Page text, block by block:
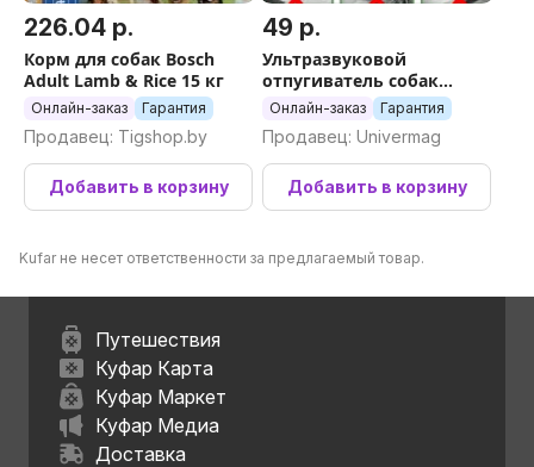
226.04 р.
Корм для собак Bosch
Adult Lamb & Rice 15 кг
Онлайн-заказ Гарантия
Продавец: Tigshop.by
Добавить в корзину
49 р.
Ультразвуковой
отпугиватель собак
Ultrasonic Dog ChaserDog
Trainner / Кликер для
отпугивания собак и
Онлайн-заказ Гарантия
Продавец: Univermag
Добавить в корзину
Kufar не несет ответственности за предлагаемый товар.
Путешествия
Куфар Карта
Куфар Маркет
Куфар Медиа
Доставка